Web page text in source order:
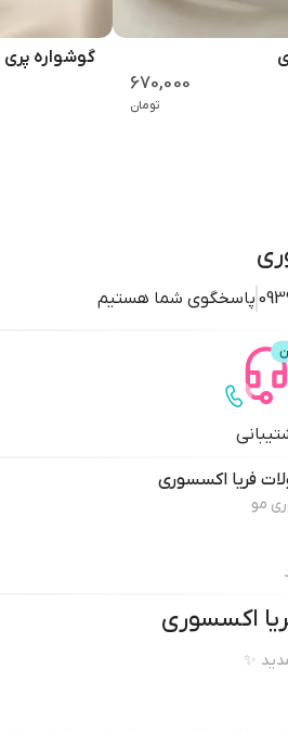
670,000
تومان
گوشواره پری
پاسخگوی شما هستیم
فریا اکسسوری
مو
اکسسوری
✨